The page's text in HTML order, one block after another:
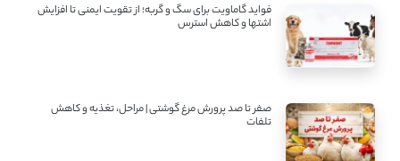
فواید گاماویت برای سگ و گربه؛ از تقویت ایمنی تا افزایش
اشتها و کاهش استرس
صفر تا صد پرورش مرغ گوشتی | مراحل، تغذیه و کاهش
تلفات